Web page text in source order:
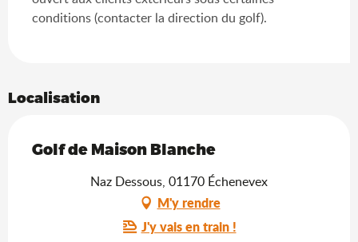
conditions (contacter la direction du golf).
Localisation
Golf de Maison Blanche
Naz Dessous, 01170 Échenevex
M'y rendre
J'y vais en train !